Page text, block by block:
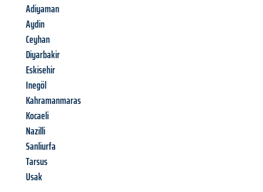
Adiyaman
Aydin
Ceyhan
Diyarbakir
Eskisehir
Inegöl
Kahramanmaras
Kocaeli
Nazilli
Sanliurfa
Tarsus
Usak